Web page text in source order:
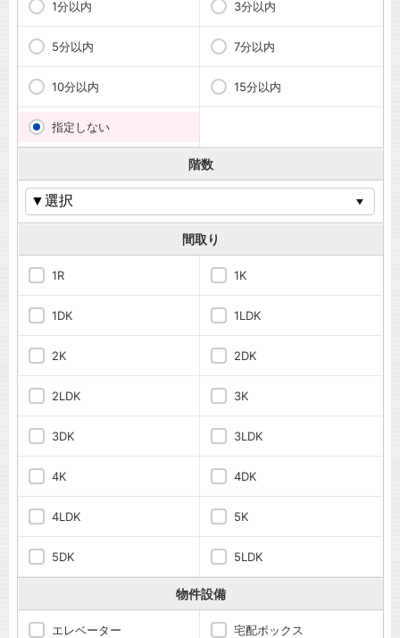
1分以内 3分以内
5分以内 7分以内
10分以内 15分以内
指定しない
階数
間取り
1R 1K
1DK 1LDK
2K 2DK
2LDK 3K
3DK 3LDK
4K 4DK
4LDK 5K
5DK 5LDK
物件設備
エレベーター 宅配ボックス